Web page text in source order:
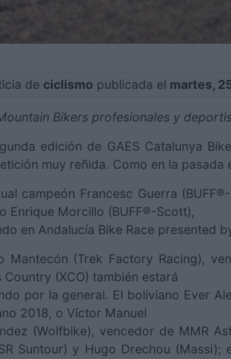
de ciclismo publicada el martes,
Bikers profesionales y
edición de GAES Catalunya
muy reñida. Como en la
campeón Francesc Guerra
Enrique Morcillo (BUFF®-Scott),
en Andalucía Bike Race presented
Mantecón (Trek Factory Racing),
Country (XCO) también estará
por la general. El boliviano Ever
2018, o Víctor Manuel
(Wolfbike), vencedor de MMR
Suntour) y Hugo Drechou (Massi);